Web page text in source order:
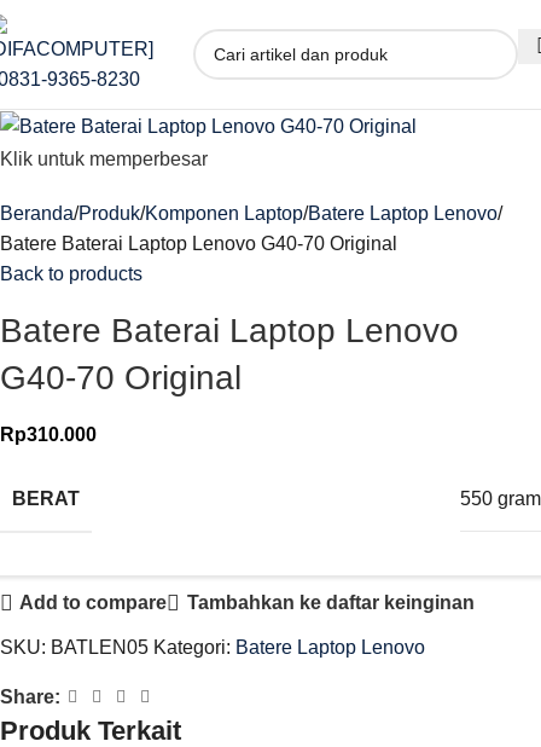
Klik untuk memperbesar
Beranda Produk Komponen Laptop Batere Laptop Lenovo
Batere Baterai Laptop Lenovo G40-70 Original
Back to products
Batere Baterai Laptop Lenovo
G40-70 Original
Rp310.000
BERAT 550 gram
Add to compare Tambahkan ke daftar keinginan
SKU: BATLEN05 Kategori: Batere Laptop Lenovo
Share:
Produk Terkait